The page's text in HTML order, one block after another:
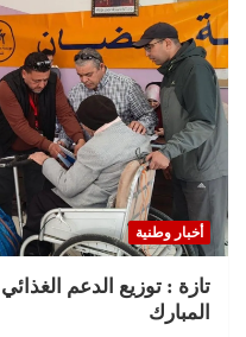
أخبار وطنية
تازة : توزيع الدعم
المبارك